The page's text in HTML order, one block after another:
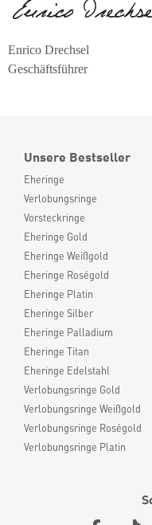
Enrico Drechsel
Geschäftsführer
Unsere Bestseller
Eheringe
Verlobungsringe
Vorsteckringe
Eheringe Gold
Eheringe Weißgold
Eheringe Roségold
Eheringe Platin
Eheringe Silber
Eheringe Palladium
Eheringe Titan
Eheringe Edelstahl
Verlobungsringe Gold
Verlobungsringe Weißgold
Verlobungsringe Roségold
Verlobungsringe Platin